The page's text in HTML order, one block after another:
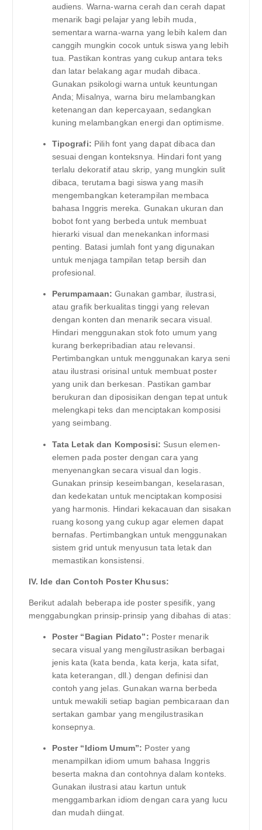
audiens. Warna-warna cerah dan cerah dapat
menarik bagi pelajar yang lebih muda,
sementara warna-warna yang lebih kalem dan
canggih mungkin cocok untuk siswa yang lebih
tua. Pastikan kontras yang cukup antara teks
dan latar belakang agar mudah dibaca.
Gunakan psikologi warna untuk keuntungan
Anda; Misalnya, warna biru melambangkan
ketenangan dan kepercayaan, sedangkan
kuning melambangkan energi dan optimisme.
Tipografi: Pilih font yang dapat dibaca dan
sesuai dengan konteksnya. Hindari font yang
terlalu dekoratif atau skrip, yang mungkin sulit
dibaca, terutama bagi siswa yang masih
mengembangkan keterampilan membaca
bahasa Inggris mereka. Gunakan ukuran dan
bobot font yang berbeda untuk membuat
hierarki visual dan menekankan informasi
penting. Batasi jumlah font yang digunakan
untuk menjaga tampilan tetap bersih dan
profesional.
Perumpamaan: Gunakan gambar, ilustrasi,
atau grafik berkualitas tinggi yang relevan
dengan konten dan menarik secara visual.
Hindari menggunakan stok foto umum yang
kurang berkepribadian atau relevansi.
Pertimbangkan untuk menggunakan karya seni
atau ilustrasi orisinal untuk membuat poster
yang unik dan berkesan. Pastikan gambar
berukuran dan diposisikan dengan tepat untuk
melengkapi teks dan menciptakan komposisi
yang seimbang.
Tata Letak dan Komposisi: Susun elemen-
elemen pada poster dengan cara yang
menyenangkan secara visual dan logis.
Gunakan prinsip keseimbangan, keselarasan,
dan kedekatan untuk menciptakan komposisi
yang harmonis. Hindari kekacauan dan sisakan
ruang kosong yang cukup agar elemen dapat
bernafas. Pertimbangkan untuk menggunakan
sistem grid untuk menyusun tata letak dan
memastikan konsistensi.
IV. Ide dan Contoh Poster Khusus:
Berikut adalah beberapa ide poster spesifik, yang
menggabungkan prinsip-prinsip yang dibahas di atas:
Poster “Bagian Pidato”: Poster menarik
secara visual yang mengilustrasikan berbagai
jenis kata (kata benda, kata kerja, kata sifat,
kata keterangan, dll.) dengan definisi dan
contoh yang jelas. Gunakan warna berbeda
untuk mewakili setiap bagian pembicaraan dan
sertakan gambar yang mengilustrasikan
konsepnya.
Poster “Idiom Umum”: Poster yang
menampilkan idiom umum bahasa Inggris
beserta makna dan contohnya dalam konteks.
Gunakan ilustrasi atau kartun untuk
menggambarkan idiom dengan cara yang lucu
dan mudah diingat.